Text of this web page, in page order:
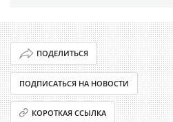
ПОДЕЛИТЬСЯ
ПОДПИСАТЬСЯ НА НОВОСТИ
КОРОТКАЯ ССЫЛКА